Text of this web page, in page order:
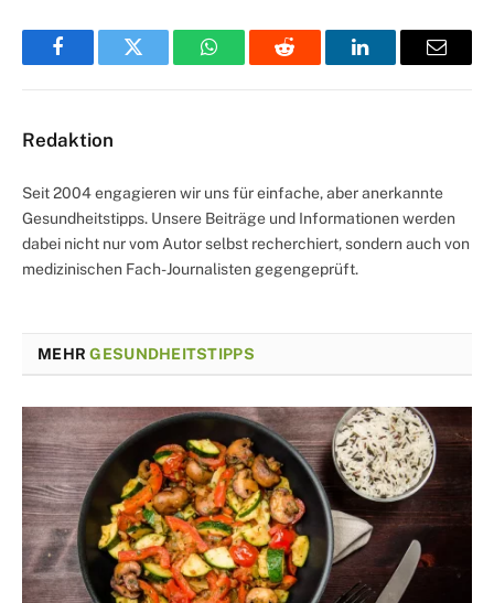
FacebookTwitter WhatsAppReddit LinkedInEmail
Redaktion
Seit 2004 engagieren wir uns für einfache, aber anerkannte
Gesundheitstipps. Unsere Beiträge und Informationen werden
dabei nicht nur vom Autor selbst recherchiert, sondern auch von
medizinischen Fach-Journalisten gegengeprüft.
MEHRGESUNDHEITSTIPPS